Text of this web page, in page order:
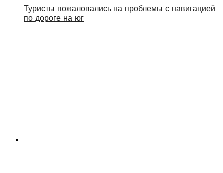
Туристы пожаловались на проблемы с навигацией
по дороге на юг